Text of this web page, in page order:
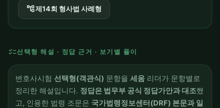
account_tree제14회 형사법 사례형
checklist선택형 해설 · 정답 근거 · 보기별 풀이
변호사시험 선택형(객관식) 문항을 세움 리더가 문항별로
정리한 해설입니다. 정답은 법무부 공식 정답가안과 대조했
고, 인용한 법령 조문은 국가법령정보센터(DRF) 본문과 일